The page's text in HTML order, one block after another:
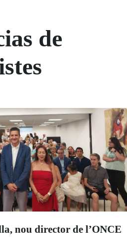
de
nou director de l’ONCE